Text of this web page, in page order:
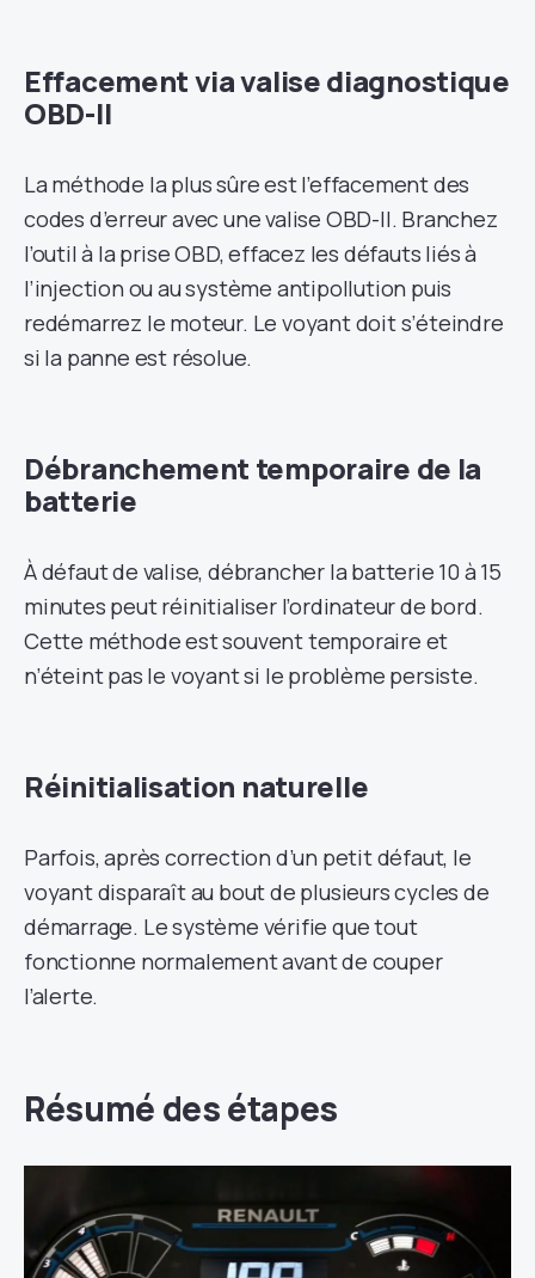
Effacement via valise diagnostique
OBD-II
La méthode la plus sûre est l’effacement des
codes d’erreur avec une valise OBD-II. Branchez
l’outil à la prise OBD, effacez les défauts liés à
l’injection ou au système antipollution puis
redémarrez le moteur. Le voyant doit s’éteindre
si la panne est résolue.
Débranchement temporaire de la
batterie
À défaut de valise, débrancher la batterie 10 à 15
minutes peut réinitialiser l’ordinateur de bord.
Cette méthode est souvent temporaire et
n’éteint pas le voyant si le problème persiste.
Réinitialisation naturelle
Parfois, après correction d’un petit défaut, le
voyant disparaît au bout de plusieurs cycles de
démarrage. Le système vérifie que tout
fonctionne normalement avant de couper
l’alerte.
Résumé des étapes